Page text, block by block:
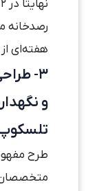
رصدخانه
هفته‌ای
۳-
و
طرح
متخصصان